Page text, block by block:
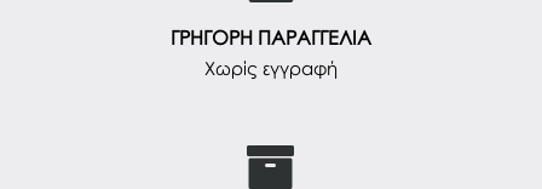
ΓΡΗΓΟΡΗ ΠΑΡΑΓΓΕΛΙΑ
Χωρίς εγγραφή